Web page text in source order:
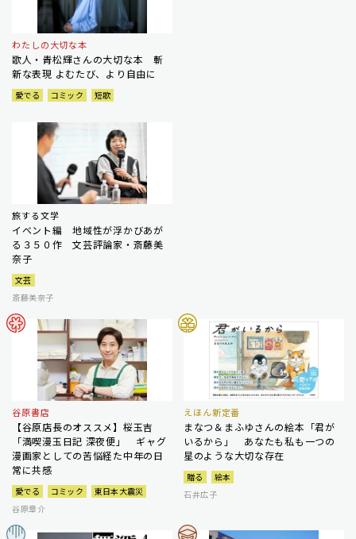
わたしの大切な本
歌人・青松輝さんの大切な本 斬
新な表現 よむたび、より自由に
愛でる コミック 短歌
旅する文学
イベント編 地域性が浮かびあが
る３５０作 文芸評論家・斎藤美
奈子
文芸
斎藤美奈子
谷原書店
【谷原店長のオススメ】桜玉吉
「満喫漫玉日記 深夜便」 ギャグ
漫画家としての苦悩経た中年の日
常に共感
愛でる コミック
東日本大震災
谷原章介
えほん新定番
まなつ＆まふゆさんの絵本「君が
いるから」 あなたも私も一つの
星のような大切な存在
贈る
絵本
石井広子